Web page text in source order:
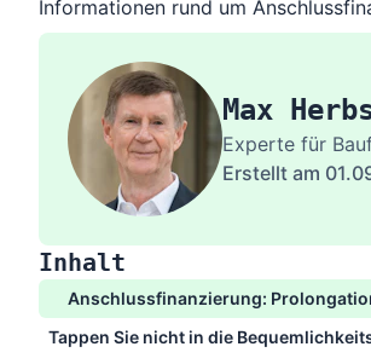
Informationen rund um
Max
Experte für
Erstellt am
Inhalt
Anschlussfinanzierung:
oder Neuvertrag?
Tappen Sie nicht in die